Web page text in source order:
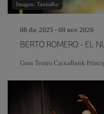
Imagen: TanitaKo
08 dic 2025 - 08 nov 2026
BERTO ROMERO - EL
Gran Teatro CaixaBank